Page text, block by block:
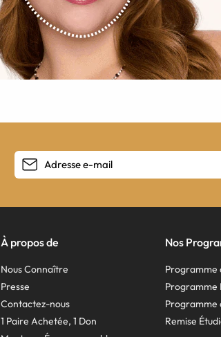
À propos de
Nous Connaître
Presse
Contactez-nous
1 Paire Achetée, 1 Don
Nos
Programme
Programme
Programme
Remise